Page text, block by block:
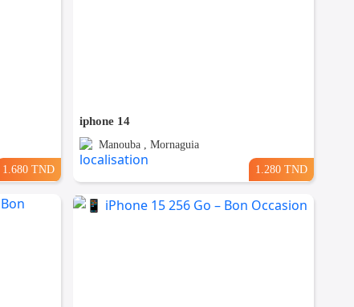
1.680 TND
iphone 14
Manouba , Mornaguia
1.280 TND